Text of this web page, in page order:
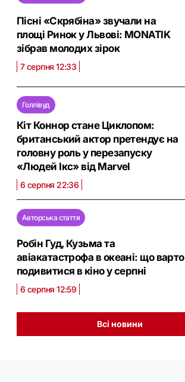
Пісні «Скрябіна» звучали на
площі Ринок у Львові: MONATIK
зібрав молодих зірок
7 серпня 12:33
Голлівуд
Кіт Коннор стане Циклопом:
британський актор претендує на
головну роль у перезапуску
«Людей Ікс» від Marvel
6 серпня 22:36
Авторська стаття
Робін Гуд, Кузьма та
авіакатастрофа в океані: що варто
подивитися в кіно у серпні
6 серпня 12:59
Всі новини